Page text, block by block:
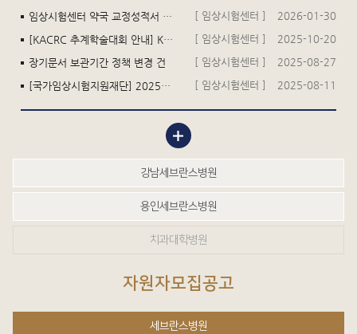
임상시험센터 약국 교정성적서 재발행 건 [ 임상시험센터 ]
2026-01-30
[KACRC 추계학술대회 안내] KACTC-KACRC-KoNECT 공동 심포지엄 : 임상시험센터의 지속 가능성과 혁신
[ 임상시험센터 ]
2025-10-20
장기문서 보관기간 정책 변경 건
[ 임상시험센터 ]
2025-08-27
[국가임상시험지원재단] 2025년 임상시험 전문인력 자격시험 공고
[ 임상시험센터 ] 2025-08-11
강남세브란스병원
용인세브란스병원
치과대학병원
자원자모집공고
세브란스병원